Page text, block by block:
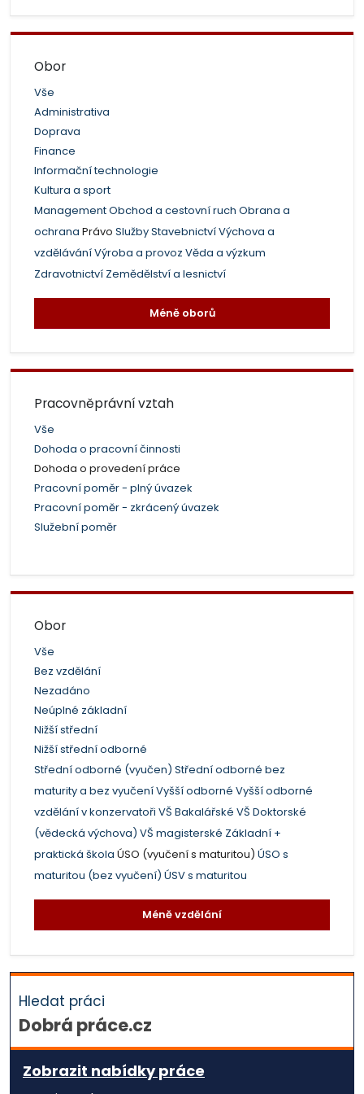
Obor
Vše
Administrativa
Doprava
Finance
Informační technologie
Kultura a sport
ManagementObchod a cestovní ruch Obrana a
ochrana Právo SlužbyStavebnictvíVýchova a
vzděláváníVýroba a provoz Věda a výzkum
Zdravotnictví Zemědělství a lesnictví
Méně oborů
Pracovněprávní vztah
Vše
Dohoda o pracovní činnosti
Dohoda o provedení práce
Pracovní poměr - plný úvazek
Pracovní poměr - zkrácený úvazek
Služební poměr
Obor
Vše
Bez vzdělání
Nezadáno
Neúplné základní
Nižší střední
Nižší střední odborné
Střední odborné (vyučen) Střední odborné bez
maturity a bez vyučeníVyšší odborné Vyšší odborné
vzdělání v konzervatoři VŠ Bakalářské VŠ Doktorské
(vědecká výchova) VŠ magisterské Základní +
praktická škola ÚSO (vyučení s maturitou) ÚSO s
maturitou (bez vyučení) ÚSV s maturitou
Méně vzdělání
Hledat práci
Dobrá práce.cz
Zobrazit nabídky práce